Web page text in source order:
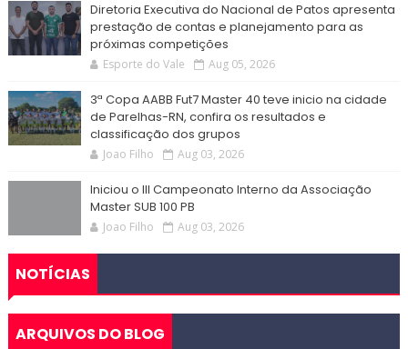
Diretoria Executiva do Nacional de Patos apresenta
prestação de contas e planejamento para as
próximas competições
Esporte do Vale Aug 05, 2026
3ª Copa AABB Fut7 Master 40 teve inicio na cidade
de Parelhas-RN, confira os resultados e
classificação dos grupos
Joao Filho Aug 03, 2026
Iniciou o III Campeonato Interno da Associação
Master SUB 100 PB
Joao Filho Aug 03, 2026
NOTÍCIAS
ARQUIVOS DO BLOG